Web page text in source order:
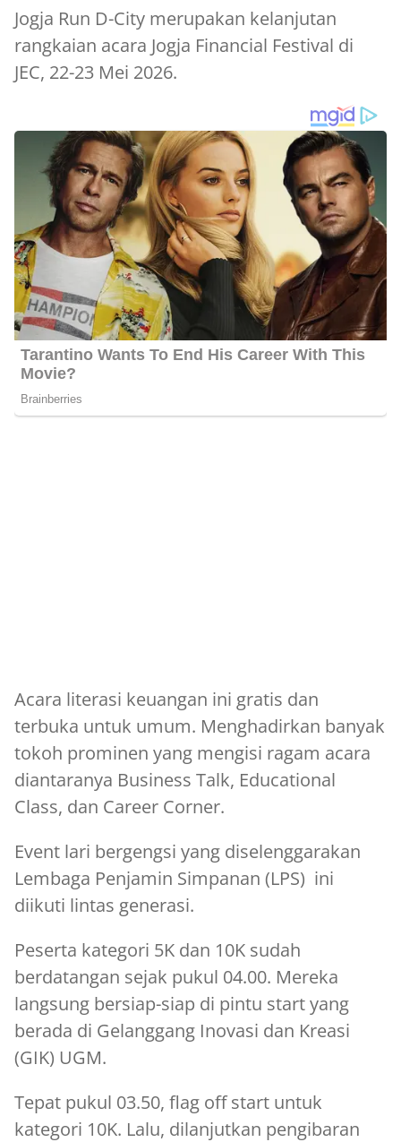
Jogja Run D-City merupakan kelanjutan
rangkaian acara Jogja Financial Festival di
JEC, 22-23 Mei 2026.
Acara literasi keuangan ini gratis dan
terbuka untuk umum. Menghadirkan banyak
tokoh prominen yang mengisi ragam acara
diantaranya Business Talk, Educational
Class, dan Career Corner.
Event lari bergengsi yang diselenggarakan
Lembaga Penjamin Simpanan (LPS) ini
diikuti lintas generasi.
Peserta kategori 5K dan 10K sudah
berdatangan sejak pukul 04.00. Mereka
langsung bersiap-siap di pintu start yang
berada di Gelanggang Inovasi dan Kreasi
(GIK) UGM.
Tepat pukul 03.50, flag off start untuk
kategori 10K. Lalu, dilanjutkan pengibaran